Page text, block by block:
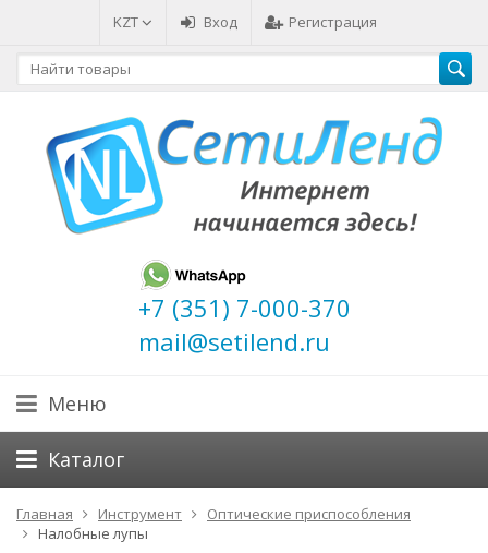
KZT Вход Регистрация
+7 (351) 7-000-370
mail@setilend.ru
Меню
Каталог
Главная Инструмент
Оптические приспособления
Налобные лупы